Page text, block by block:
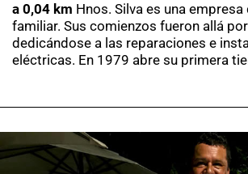
a 0,04 km Hnos. Silva es una empresa
familiar. Sus comienzos fueron allá
dedicándose a las reparaciones e
eléctricas. En 1979 abre su primera